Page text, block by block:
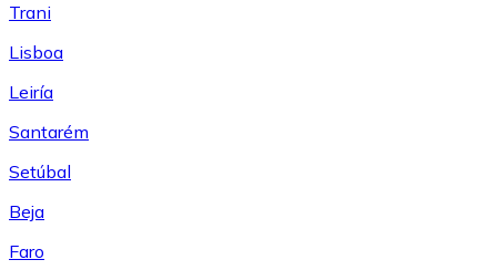
Trani
Lisboa
Leiría
Santarém
Setúbal
Beja
Faro